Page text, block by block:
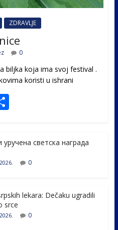
ZDRAVLJE
0
biljka koja ima svoj festival .
koristi u ishrani
S
e
уручена светска награда
0
lekara: Dečaku ugradili
srce
0